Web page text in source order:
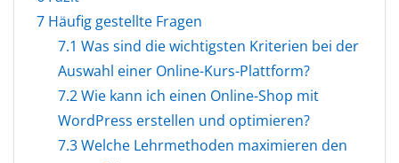
7 Häufig gestellte Fragen
7.1 Was sind die wichtigsten Kriterien bei der
Auswahl einer Online-Kurs-Plattform?
7.2Wie kann ich einen Online-Shop mit
WordPress erstellen und optimieren?
7.3Welche Lehrmethoden maximieren den